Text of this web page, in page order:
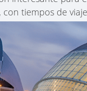
tiempos de